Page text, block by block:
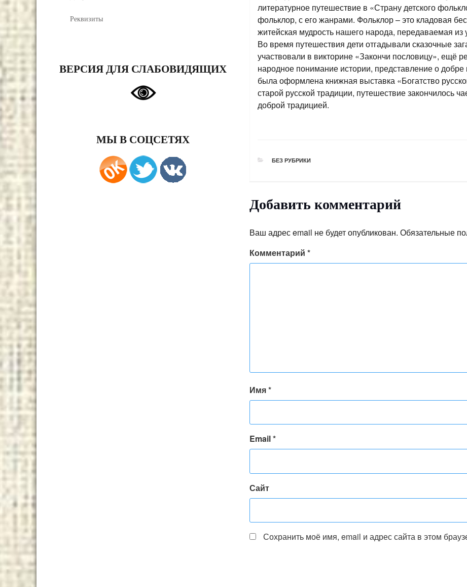
Реквизиты
ВЕРСИЯ ДЛЯ СЛАБОВИДЯЩИХ
МЫ В СОЦСЕТЯХ
литературное путешествие в «Страну детского
фольклор, с его жанрами. Фольклор – это кладовая
житейская мудрость нашего народа, передаваемая из
Во время путешествия дети отгадывали сказочные
участвовали в викторине «Закончи пословицу», ещё
народное понимание истории, представление о
была оформлена книжная выставка «Богатство
старой русской традиции, путешествие закончилось
доброй традицией.
РУБРИКИ
БЕЗ РУБРИКИ
Добавить комментарий
Ваш адрес email не будет опубликован. Обязательные
Комментарий *
Имя*
Email*
Сайт
Сохранить моё имя, email и адрес сайта в этом